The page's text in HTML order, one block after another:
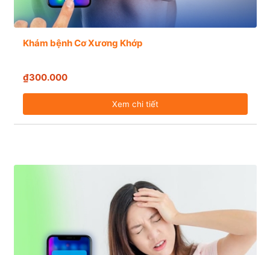
Khám bệnh Cơ Xương Khớp
₫300.000
Xem chi tiết